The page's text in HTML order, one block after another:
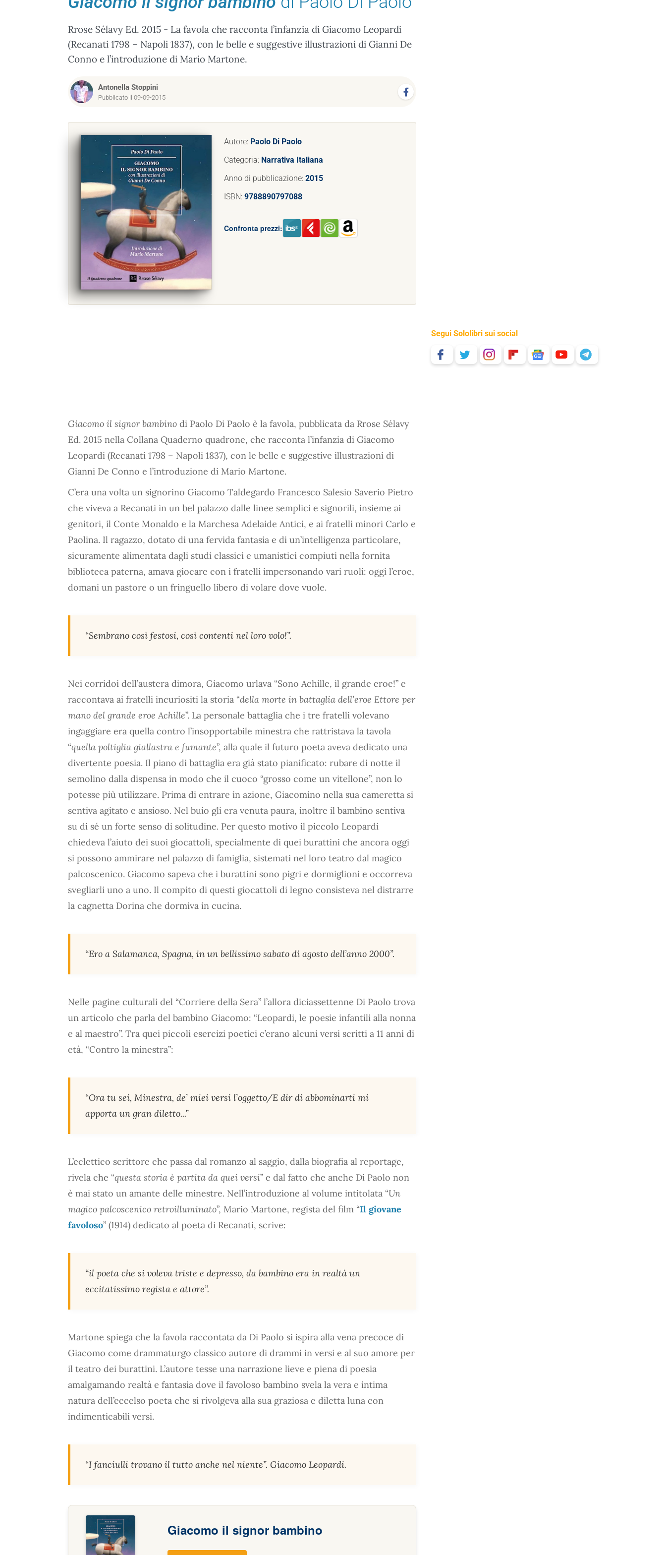
Rrose Sélavy Ed. 2015 - La favola che racconta l’infanzia di Giacomo Leopardi
(Recanati 1798 – Napoli 1837), con le belle e suggestive illustrazioni di Gianni De
Conno e l’introduzione di Mario Martone.
Antonella Stoppini
Pubblicato il 09-09-2015
Autore: Paolo Di Paolo
Categoria: Narrativa Italiana
Anno di pubblicazione: 2015
ISBN: 9788890797088
Confronta prezzi:
Giacomo il signor bambino di Paolo Di Paolo è la favola, pubblicata da Rrose Sélavy
Ed. 2015 nella Collana Quaderno quadrone, che racconta l’infanzia di Giacomo
Leopardi (Recanati 1798 – Napoli 1837), con le belle e suggestive illustrazioni di
Gianni De Conno e l’introduzione di Mario Martone.
C’era una volta un signorino Giacomo Taldegardo Francesco Salesio Saverio Pietro
che viveva a Recanati in un bel palazzo dalle linee semplici e signorili, insieme ai
genitori, il Conte Monaldo e la Marchesa Adelaide Antici, e ai fratelli minori Carlo e
Paolina. Il ragazzo, dotato di una fervida fantasia e di un’intelligenza particolare,
sicuramente alimentata dagli studi classici e umanistici compiuti nella fornita
biblioteca paterna, amava giocare con i fratelli impersonando vari ruoli: oggi l’eroe,
domani un pastore o un fringuello libero di volare dove vuole.
“Sembrano così festosi, così contenti nel loro volo!”.
Nei corridoi dell’austera dimora, Giacomo urlava “Sono Achille, il grande eroe!” e
raccontava ai fratelli incuriositi la storia “della morte in battaglia dell’eroe Ettore per
mano del grande eroe Achille”. La personale battaglia che i tre fratelli volevano
ingaggiare era quella contro l’insopportabile minestra che rattristava la tavola
“quella poltiglia giallastra e fumante”, alla quale il futuro poeta aveva dedicato una
divertente poesia. Il piano di battaglia era già stato pianificato: rubare di notte il
semolino dalla dispensa in modo che il cuoco “grosso come un vitellone”, non lo
potesse più utilizzare. Prima di entrare in azione, Giacomino nella sua cameretta si
sentiva agitato e ansioso. Nel buio gli era venuta paura, inoltre il bambino sentiva
su di sé un forte senso di solitudine. Per questo motivo il piccolo Leopardi
chiedeva l’aiuto dei suoi giocattoli, specialmente di quei burattini che ancora oggi
si possono ammirare nel palazzo di famiglia, sistemati nel loro teatro dal magico
palcoscenico. Giacomo sapeva che i burattini sono pigri e dormiglioni e occorreva
svegliarli uno a uno. Il compito di questi giocattoli di legno consisteva nel distrarre
la cagnetta Dorina che dormiva in cucina.
“Ero a Salamanca, Spagna, in un bellissimo sabato di agosto dell’anno 2000”.
Nelle pagine culturali del “Corriere della Sera” l’allora diciassettenne Di Paolo trova
un articolo che parla del bambino Giacomo: “Leopardi, le poesie infantili alla nonna
e al maestro”. Tra quei piccoli esercizi poetici c’erano alcuni versi scritti a 11 anni di
età, “Contro la minestra”:
“Ora tu sei, Minestra, de’ miei versi l’oggetto/E dir di abbominarti mi
apporta un gran diletto...”
L’eclettico scrittore che passa dal romanzo al saggio, dalla biografia al reportage,
rivela che “questa storia è partita da quei versi” e dal fatto che anche Di Paolo non
è mai stato un amante delle minestre. Nell’introduzione al volume intitolata “Un
magico palcoscenico retroilluminato”, Mario Martone, regista del film “Il giovane
favoloso” (1914) dedicato al poeta di Recanati, scrive:
“il poeta che si voleva triste e depresso, da bambino era in realtà un
eccitatissimo regista e attore”.
Martone spiega che la favola raccontata da Di Paolo si ispira alla vena precoce di
Giacomo come drammaturgo classico autore di drammi in versi e al suo amore per
il teatro dei burattini. L’autore tesse una narrazione lieve e piena di poesia
amalgamando realtà e fantasia dove il favoloso bambino svela la vera e intima
natura dell’eccelso poeta che si rivolgeva alla sua graziosa e diletta luna con
indimenticabili versi.
“I fanciulli trovano il tutto anche nel niente”. Giacomo Leopardi.
Giacomo il signor bambino
Segui Sololibri sui social